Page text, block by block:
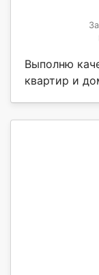
Выполню
квартир и